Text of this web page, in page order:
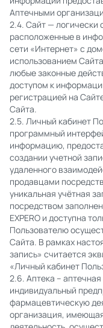
Аптечными
2.4. Сайт — логически
расположенные в
сети «Интернет» с
использованием
любые законные
доступом к
регистрацией на
Сайта.
2.5. Личный кабинет
программный
информацию,
создании учетной
удаленного
продавцами
уникальная учётная
посредством
EXPERO и доступна
Пользователю
Сайта. В рамках
запись» считается
«Личный кабинет
2.6. Аптека –
индивидуальный
фармацевтическую
организация,